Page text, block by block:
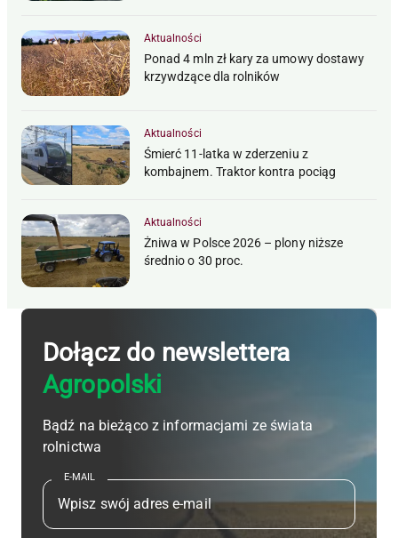
Aktualności
Ponad 4 mln zł kary za umowy dostawy
krzywdzące dla rolników
Aktualności
Śmierć 11-latka w zderzeniu z
kombajnem. Traktor kontra pociąg
Aktualności
Żniwa w Polsce 2026 – plony niższe
średnio o 30 proc.
Dołącz do newslettera
Agropolski
Bądź na bieżąco z informacjami ze świata
rolnictwa
E-MAIL